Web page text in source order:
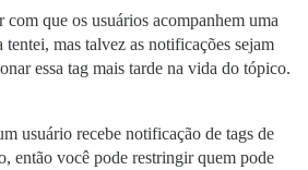
que os usuários acompanhem uma
tentei, mas talvez as notificações sejam
essa tag mais tarde na vida do tópico.
usuário recebe notificação de tags de
então você pode restringir quem pode